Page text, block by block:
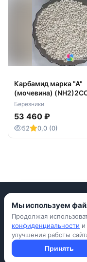
Карбамид марка "А"
(мочевина)
Березники
53 460 ₽
52 0,0 (0)
©
Подать объявление
Мы используем
Продолжая
конфиденциальности
улучшения работы
Принять